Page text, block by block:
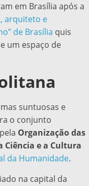
em Brasília após a
arquiteto e
de Brasília quis
um espaço de
suntuosas e
o conjunto
Organização das
Ciência e a Cultura
da Humanidade.
na capital da